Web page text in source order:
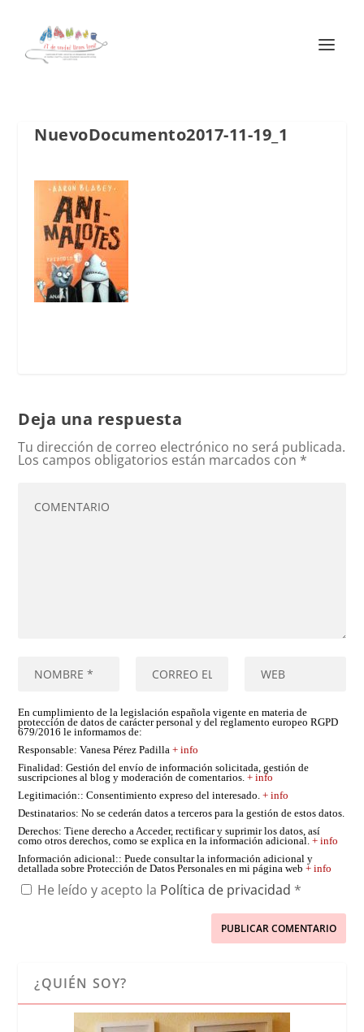
NuevoDocumento2017-11-19_1
Deja una respuesta
Tu dirección de correo electrónico no será publicada.
Los campos obligatorios están marcados con *
En cumplimiento de la legislación española vigente en materia de
protección de datos de carácter personal y del reglamento europeo RGPD
679/2016 le informamos de:
Responsable: Vanesa Pérez Padilla+ info
Finalidad: Gestión del envío de información solicitada, gestión de
suscripciones al blog y moderación de comentarios.+ info
Legitimación:: Consentimiento expreso del interesado.+ info
Destinatarios: No se cederán datos a terceros para la gestión de estos datos.
Derechos: Tiene derecho a Acceder, rectificar y suprimir los datos, así
como otros derechos, como se explica en la información adicional.+ info
Información adicional:: Puede consultar la información adicional y
detallada sobre Protección de Datos Personales en mi página web+ info
He leído y acepto la Política de privacidad *
¿QUIÉN SOY?